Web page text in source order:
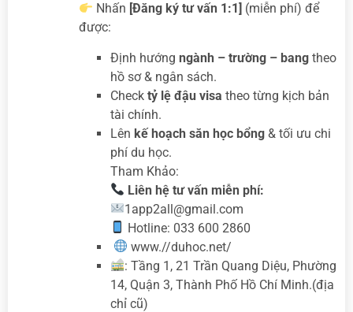
Nhấn [Đăng ký tư vấn 1:1] (miễn phí) để
được:
Định hướng ngành – trường – bang theo
hồ sơ & ngân sách.
Check tỷ lệ đậu visa theo từng kịch bản
tài chính.
Lên kế hoạch săn học bổng & tối ưu chi
phí du học.
Tham Khảo:
Liên hệ tư vấn miễn phí:
1app2all@gmail.com
Hotline: 033 600 2860
www.//duhoc.net/
: Tầng 1, 21 Trần Quang Diệu, Phường
14, Quận 3, Thành Phố Hồ Chí Minh.(địa
chỉ cũ)